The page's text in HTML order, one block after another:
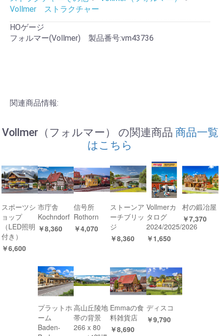
Vollmer ストラクチャー
HOゲージ
フォルマー(Vollmer) 製品番号:vm43736
関連商品情報:
Vollmer（フォルマー） の関連商品 商品一覧
はこちら
スポーツシ
ョップ
（LED照明
付き）
￥6,600
市庁舎
Kochndorf
￥8,360
信号所
Rothorn
￥4,070
ストーンア
ーチブリッ
ジ
￥8,360
Vollmerカ
タログ
2024/2025/2026
￥1,650
村の鍛冶屋
￥7,370
プラットホ
ーム
Baden-
高山丘陵地
帯の背景
266 x 80
Emmaの食
料雑貨店
￥8,690
ディスコ
￥9,790